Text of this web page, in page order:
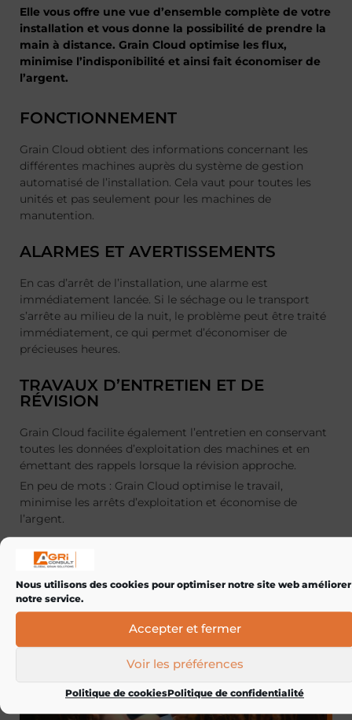
Nous utilisons des cookies pour optimiser notre site web améliorer
notre service.
Accepter et fermer
Voir les préférences
Politique de cookiesPolitique de confidentialité
Elle vous offre une vue d’ensemble complète de votre
installation et vous donne la possibilité de prendre la
main à distance. Grain Cloud optimise les flux,
minimise l’indisponibilité et ainsi fait économiser de
l’argent.
FONCTIONNEMENT
Grain Cloud obtient des informations concernant les
différentes machines auprès du système de gestion
automatisé de l’installation. Cela vaut pour toutes les
unités et pas seulement pour les machines de
manutention.
ALARMES ET AVERTISSEMENTS
En cas d’arrêt de l’installation, une alarme est
immédiatement lancée. Si le séchage ou le transport
s’arrête au milieu de la nuit, le problème peut être traité
immédiatement, ce qui permet d’économiser de
précieuses heures.
TRAVAUX D’ENTRETIEN ET DE
RÉVISION
Grain Cloud facilite également l’entretien en conservant
toutes les données d’exploitation des machines et en
émettant des rappels lorsque la révision approche.
En peu de mots : Grain Cloud optimise le travail,
minimise les arrêts d’exploitation et économise de
l’argent.